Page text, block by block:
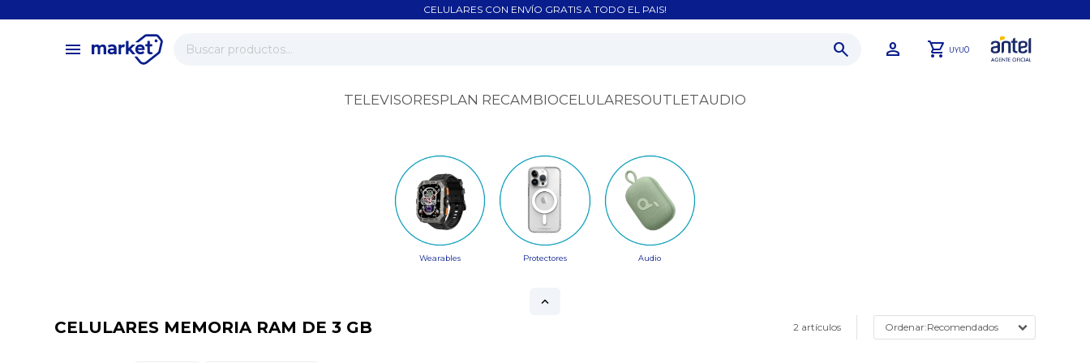
CELULARES CON ENVÍO GRATIS A TODO EL PAIS!
menu UYU0
TELEVISORESPLAN RECAMBIOCELULARESOUTLETAUDIO
Wearables Protectores Audio
CELULARES MEMORIA RAM DE 3 GB 2 artículos Recomendados
close
store